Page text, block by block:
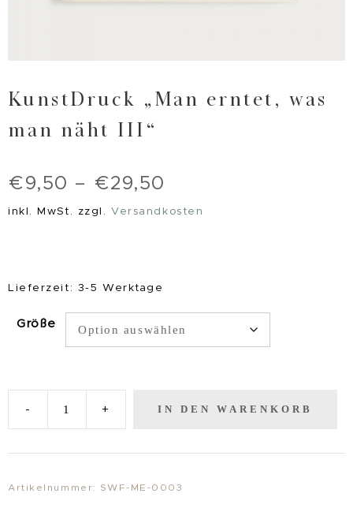
KunstDruck „Man erntet, was
man näht III“
€ 9,50 – €29,50
inkl. MwSt. zzgl.Versandkosten
Lieferzeit: 3-5 Werktage
Größe
-
+ IN DEN WARENKORB
Artikelnummer: SWF-ME-0003